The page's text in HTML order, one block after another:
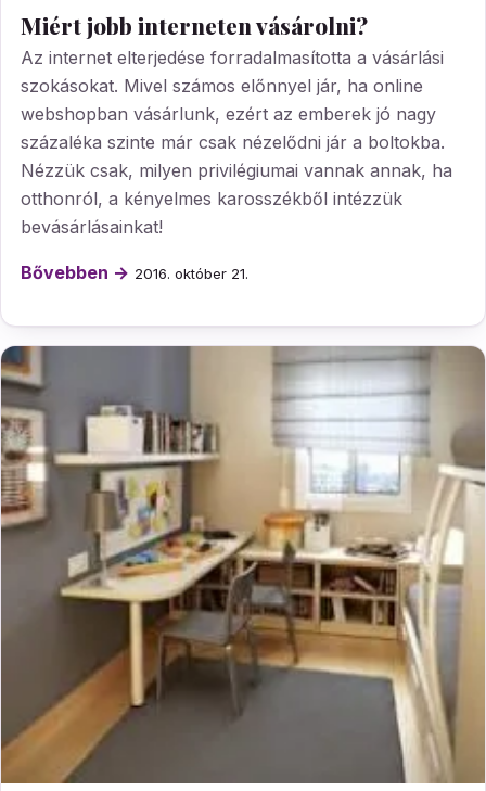
Miért jobb interneten vásárolni?
Az internet elterjedése forradalmasította a vásárlási
szokásokat. Mivel számos előnnyel jár, ha online
webshopban vásárlunk, ezért az emberek jó nagy
százaléka szinte már csak nézelődni jár a boltokba.
Nézzük csak, milyen privilégiumai vannak annak, ha
otthonról, a kényelmes karosszékből intézzük
bevásárlásainkat!
Bővebben → 2016. október 21.